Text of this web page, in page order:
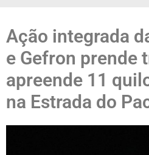
Ação integrada
e Gefron prende
apreende 11
na Estrada do